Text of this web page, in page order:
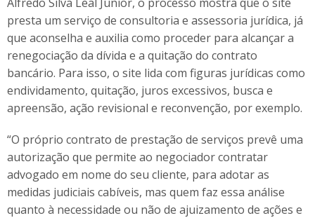
presta um serviço de consultoria e assessoria jurídica, já
que aconselha e auxilia como proceder para alcançar a
renegociação da dívida e a quitação do contrato
bancário. Para isso, o site lida com figuras jurídicas como
endividamento, quitação, juros excessivos, busca e
apreensão, ação revisional e reconvenção, por exemplo.
“O próprio contrato de prestação de serviços prevê uma
autorização que permite ao negociador contratar
advogado em nome do seu cliente, para adotar as
medidas judiciais cabíveis, mas quem faz essa análise
quanto à necessidade ou não de ajuizamento de ações e